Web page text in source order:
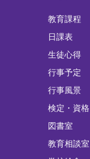
教育課程
日課表
生徒心得
行事予定
行事風景
検定・資格
図書室
教育相談室